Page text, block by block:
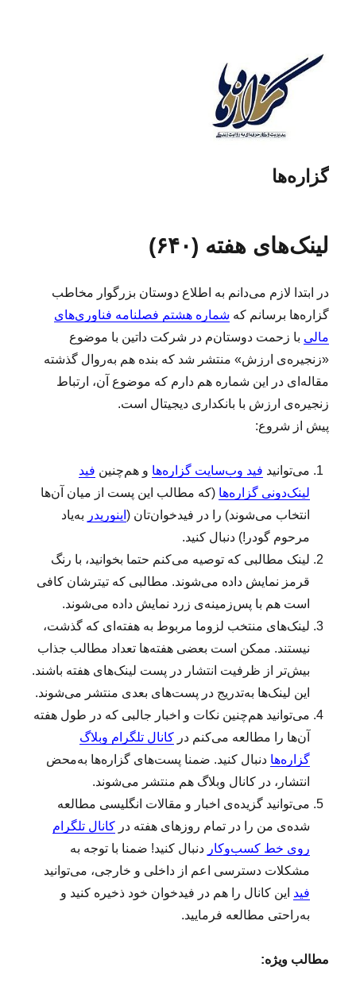
گزاره‌ها
لینک‌های هفته (۶۴۰)
در ابتدا لازم می‌دانم به اطلاع دوستان بزرگوار مخاطب
گزاره‌ها برسانم که شماره هشتم فصلنامه فناوری‌های
مالی با زحمت دوستان‌م در شرکت داتین با موضوع
«زنجیره‌ی ارزش» منتشر شد که بنده هم به‌روال گذشته
مقاله‌ای در این شماره هم دارم که موضوع آن، ارتباط
زنجیره‌ی ارزش با بانکداری دیجیتال است.
پیش از شروع:
می‌توانید فید وب‌سایت گزاره‌ها و هم‌چنین فید
لینک‌دونی گزاره‌ها (که مطالب این پست از میان آن‌ها
انتخاب می‌شوند) را در فیدخوان‌تان ( اینوریدر به‌یاد
مرحوم گودر!) دنبال کنید.
لینک‌ مطالبی که توصیه می‌کنم حتما بخوانید، با رنگ
قرمز نمایش داده می‌شوند. مطالبی که تیترشان کافی
است هم با پس‌زمینه‌ی زرد نمایش داده می‌شوند.
لینک‌‌های منتخب لزوما مربوط به هفته‌ای که گذشت،
نیستند. ممکن است بعضی هفته‌ها تعداد مطالب جذاب
بیش‌تر از ظرفیت انتشار در پست لینک‌های هفته باشند.
این لینک‌ها به‌تدریج در پست‌های بعدی منتشر می‌شوند.
می‌توانید هم‌چنین نکات و اخبار جالبی که در طول هفته
آن‌ها را مطالعه می‌کنم درکانال تلگرام وبلاگ
گزاره‌ها دنبال کنید. ضمنا پست‌های گزاره‌ها به‌محض
انتشار، در کانال وبلاگ هم منتشر می‌شوند.
می‌توانید گزیده‌ی اخبار و مقالات انگلیسی مطالعه‌
شده‌ی من را در تمام روزهای هفته درکانال تلگرام
روی خط کسب‌وکار دنبال کنید! ضمنا با توجه به
مشکلات دسترسی اعم از داخلی و خارجی، می‌توانید
فید این کانال را هم در فیدخوان خود ذخیره کنید و
به‌راحتی مطالعه فرمایید.
مطالب ویژه: